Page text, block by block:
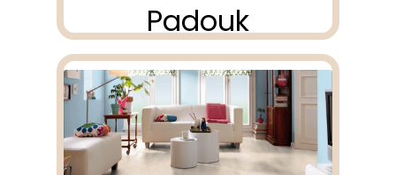
Padouk